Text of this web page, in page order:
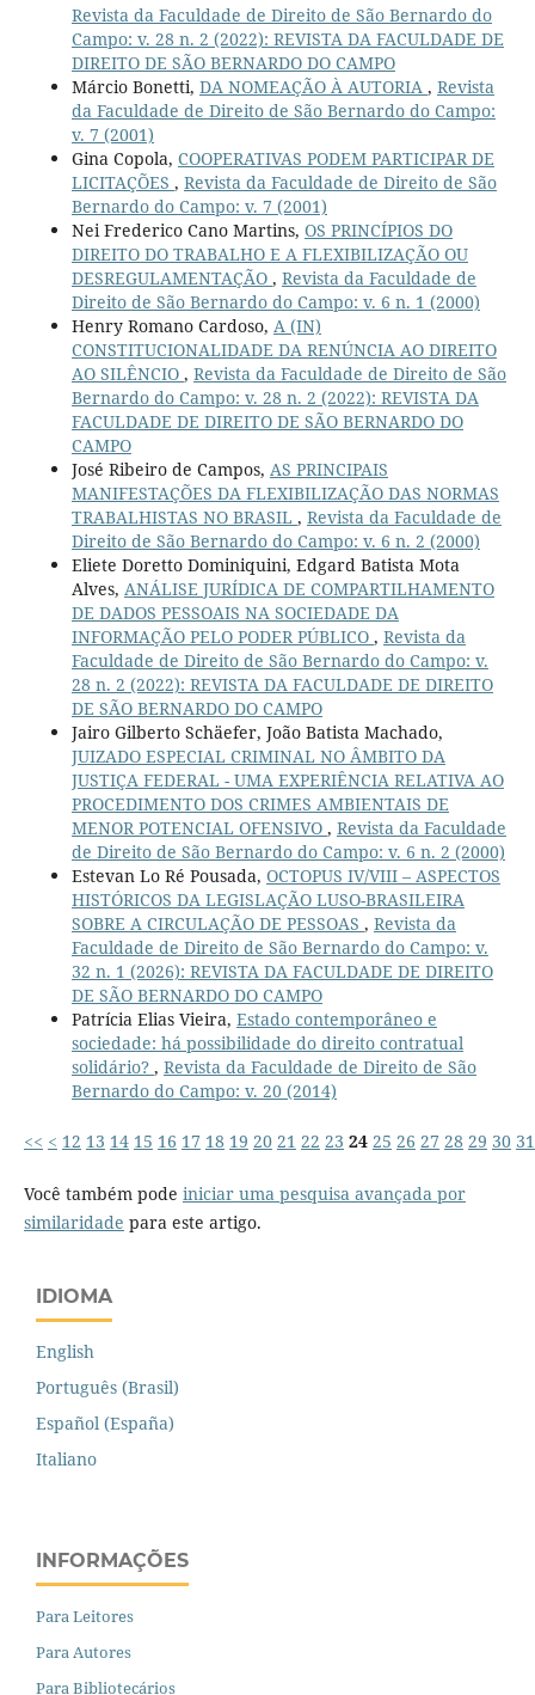
Revista da Faculdade de Direito de São Bernardo do
Campo: v. 28 n. 2 (2022): REVISTA DA FACULDADE DE
DIREITO DE SÃO BERNARDO DO CAMPO
Márcio Bonetti, DA NOMEAÇÃO À AUTORIA , Revista
da Faculdade de Direito de São Bernardo do Campo:
v. 7 (2001)
Gina Copola, COOPERATIVAS PODEM PARTICIPAR DE
LICITAÇÕES , Revista da Faculdade de Direito de São
Bernardo do Campo: v. 7 (2001)
Nei Frederico Cano Martins, OS PRINCÍPIOS DO
DIREITO DO TRABALHO E A FLEXIBILIZAÇÃO OU
DESREGULAMENTAÇÃO , Revista da Faculdade de
Direito de São Bernardo do Campo: v. 6 n. 1 (2000)
Henry Romano Cardoso, A (IN)
CONSTITUCIONALIDADE DA RENÚNCIA AO DIREITO
AO SILÊNCIO , Revista da Faculdade de Direito de São
Bernardo do Campo: v. 28 n. 2 (2022): REVISTA DA
FACULDADE DE DIREITO DE SÃO BERNARDO DO
CAMPO
José Ribeiro de Campos, AS PRINCIPAIS
MANIFESTAÇÕES DA FLEXIBILIZAÇÃO DAS NORMAS
TRABALHISTAS NO BRASIL , Revista da Faculdade de
Direito de São Bernardo do Campo: v. 6 n. 2 (2000)
Eliete Doretto Dominiquini, Edgard Batista Mota
Alves, ANÁLISE JURÍDICA DE COMPARTILHAMENTO
DE DADOS PESSOAIS NA SOCIEDADE DA
INFORMAÇÃO PELO PODER PÚBLICO , Revista da
Faculdade de Direito de São Bernardo do Campo: v.
28 n. 2 (2022): REVISTA DA FACULDADE DE DIREITO
DE SÃO BERNARDO DO CAMPO
Jairo Gilberto Schäefer, João Batista Machado,
JUIZADO ESPECIAL CRIMINAL NO ÂMBITO DA
JUSTIÇA FEDERAL - UMA EXPERIÊNCIA RELATIVA AO
PROCEDIMENTO DOS CRIMES AMBIENTAIS DE
MENOR POTENCIAL OFENSIVO , Revista da Faculdade
de Direito de São Bernardo do Campo: v. 6 n. 2 (2000)
Estevan Lo Ré Pousada, OCTOPUS IV/VIII – ASPECTOS
HISTÓRICOS DA LEGISLAÇÃO LUSO-BRASILEIRA
SOBRE A CIRCULAÇÃO DE PESSOAS , Revista da
Faculdade de Direito de São Bernardo do Campo: v.
32 n. 1 (2026): REVISTA DA FACULDADE DE DIREITO
DE SÃO BERNARDO DO CAMPO
Patrícia Elias Vieira, Estado contemporâneo e
sociedade: há possibilidade do direito contratual
solidário? , Revista da Faculdade de Direito de São
Bernardo do Campo: v. 20 (2014)
<< < 12 13 14 15 16 17 18 19 20 21 22 23 24 25 26 27 28 29 30 31
Você também pode iniciar uma pesquisa avançada por
similaridade para este artigo.
IDIOMA
English
Português (Brasil)
Español (España)
Italiano
INFORMAÇÕES
Para Leitores
Para Autores
Para Bibliotecários